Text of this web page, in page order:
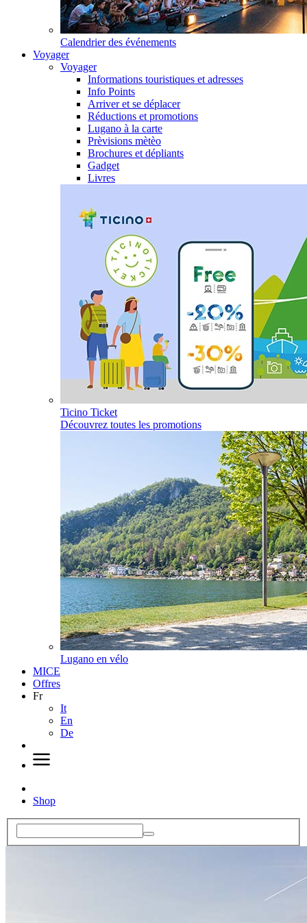
Calendrier des événements
Voyager
Voyager
Informations touristiques et adresses
Info Points
Arriver et se déplacer
Réductions et promotions
Lugano à la carte
Prèvisions mètèo
Brochures et dépliants
Gadget
Livres
Ticino Ticket
Découvrez toutes les promotions
Lugano en vélo
MICE
Offres
Fr
It
En
De
Shop